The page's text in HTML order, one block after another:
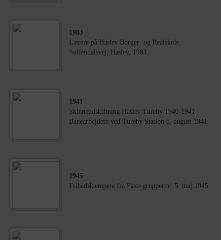
1983
Lærere på Haslev Borger- og Realskole,
Sofiendalsvej, Haslev, 1983
1941
Skinneudskiftning Haslev Tureby 1940-1941
Banearbejdere ved Tureby Station 8. august 1941
1945
Frihedskæmpere fra Faxe-grupperne. 5. maj 1945